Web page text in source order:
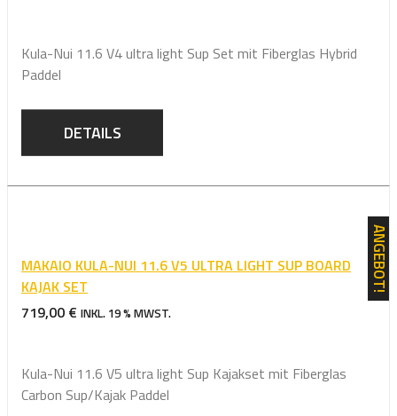
Kula-Nui 11.6 V4 ultra light Sup Set mit Fiberglas Hybrid
Paddel
DETAILS
MAKAIO KULA-NUI 11.6 V5 ULTRA LIGHT SUP BOARD
KAJAK SET
719,00 € INKL. 19 % MWST.
Kula-Nui 11.6 V5 ultra light Sup Kajakset mit Fiberglas
Carbon Sup/Kajak Paddel
ANGEBOT!